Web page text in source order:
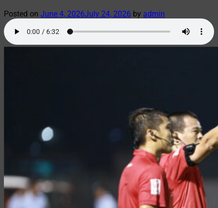
Posted on June 4, 2026July 24, 2026 by admin